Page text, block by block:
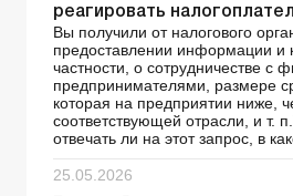
реагировать
Вы получили от налогового
предоставлении информации и
частности, о сотрудничестве с
предпринимателями, размере
которая на предприятии ниже,
соответствующей отрасли, и т.
отвечать ли на этот запрос, в
25.05.2026